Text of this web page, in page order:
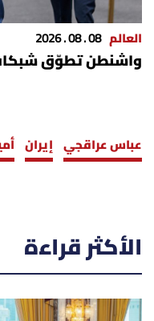
العالم 08 . 08 . 2026
واشنطن تطوّق
عباس عراقجي إيران
الأكثر قراءة